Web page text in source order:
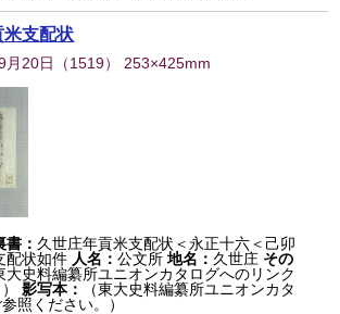
米支配状
月20日 （1519） 253×425mm
書： 久世庄年貢米支配状＜永正十六＜己卯
配状如件 人名：公文所 地名： 久世庄 その
大史料編纂所ユニオンカタログへのリンク
影写本：
（東大史料編纂所ユニオンカタ
照ください。）